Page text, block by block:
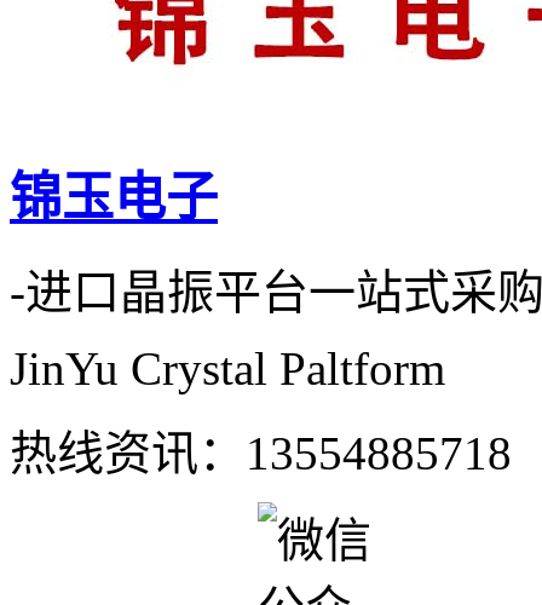
锦玉电子
-进口晶振平台一站式采
JinYu Crystal Paltform
热线资讯： 13554885718